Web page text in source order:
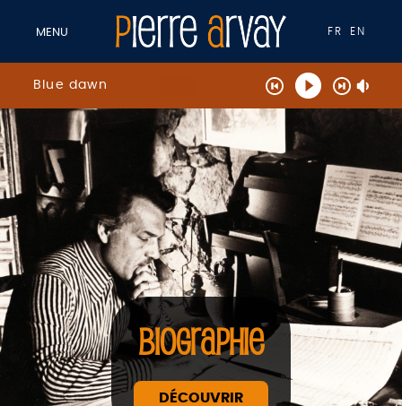
MENU FR EN
Blue dawn
BIOGRAPHIE
DÉCOUVRIR